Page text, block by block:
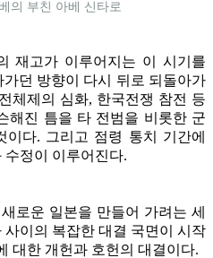
의 부친 아베 신타로
재고가 이루어지는 이 시기를
던 방향이 다시 뒤로 되돌아가
체제의 심화, 한국전쟁 참전 등
해진 틈을 타 전범을 비롯한 군
다. 그리고 점령 통치 기간에
정이 이루어진다.
로운 일본을 만들어 가려는 세
이의 복잡한 대결 국면이 시작
대한 개헌과 호헌의 대결이다.